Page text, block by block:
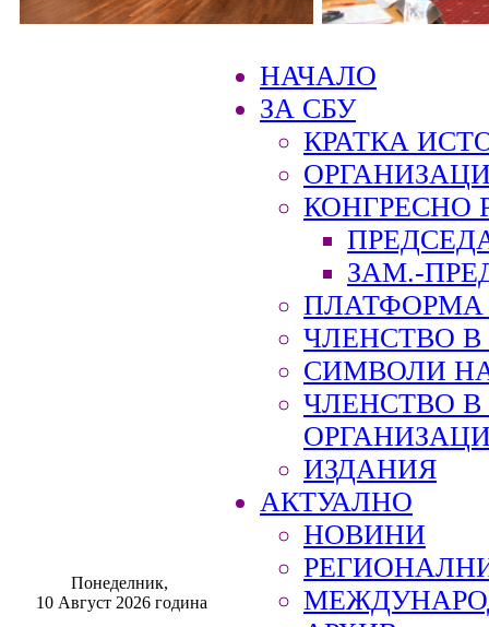
Понеделник,
10 Август 2026 година
НАЧАЛО
ЗА СБУ
КРАТКА
КОНГРЕСНО
ЗАМ.-
ПЛАТФОРМА
ЧЛЕНСТВО В
СИМВОЛИ
ЧЛЕНСТВО
ИЗДАНИЯ
АКТУАЛНО
НОВИНИ